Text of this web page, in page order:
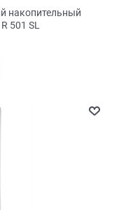
накопительный
501 SL